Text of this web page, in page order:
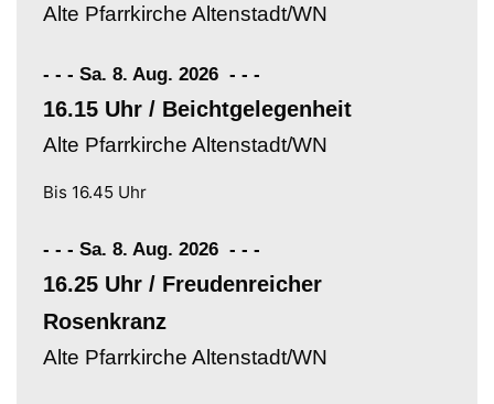
Alte Pfarrkirche Altenstadt/WN
- - - Sa. 8. Aug. 2026 - - -
16.15 Uhr / Beichtgelegenheit
Alte Pfarrkirche Altenstadt/WN
Bis 16.45 Uhr
- - - Sa. 8. Aug. 2026 - - -
16.25 Uhr / Freudenreicher
Rosenkranz
Alte Pfarrkirche Altenstadt/WN